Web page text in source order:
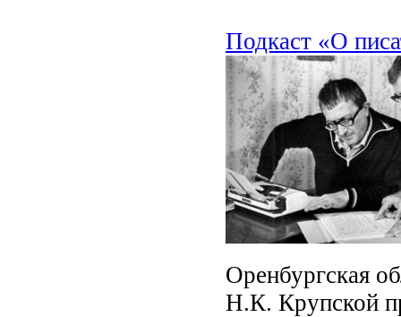
Подкаст «О
Оренбургская
Н.К. Крупской